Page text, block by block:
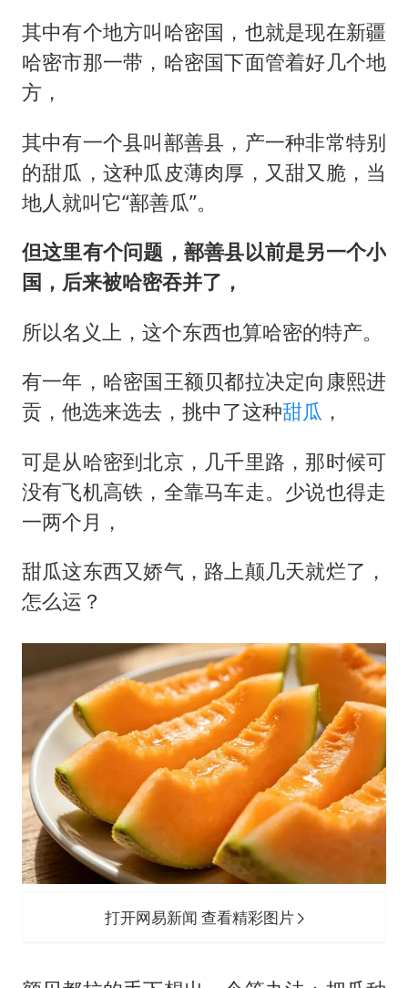
其中有个地方叫哈密国，也就是现在新疆
哈密市那一带，哈密国下面管着好几个地
方，
其中有一个县叫鄯善县，产一种非常特别
的甜瓜，这种瓜皮薄肉厚，又甜又脆，当
地人就叫它“鄯善瓜”。
但这里有个问题，鄯善县以前是另一个小
国，后来被哈密吞并了，
所以名义上，这个东西也算哈密的特产。
有一年，哈密国王额贝都拉决定向康熙进
贡，他选来选去，挑中了这种甜瓜 ，
可是从哈密到北京，几千里路，那时候可
没有飞机高铁，全靠马车走。少说也得走
一两个月，
甜瓜这东西又娇气，路上颠几天就烂了，
怎么运？
打开网易新闻 查看精彩图片